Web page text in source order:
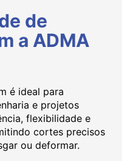
de
a ADMA
é ideal para
e projetos
flexibilidade e
cortes precisos
ou deformar.